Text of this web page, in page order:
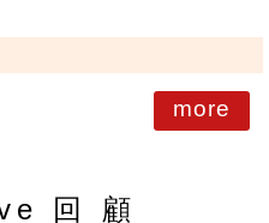
more
回 顧